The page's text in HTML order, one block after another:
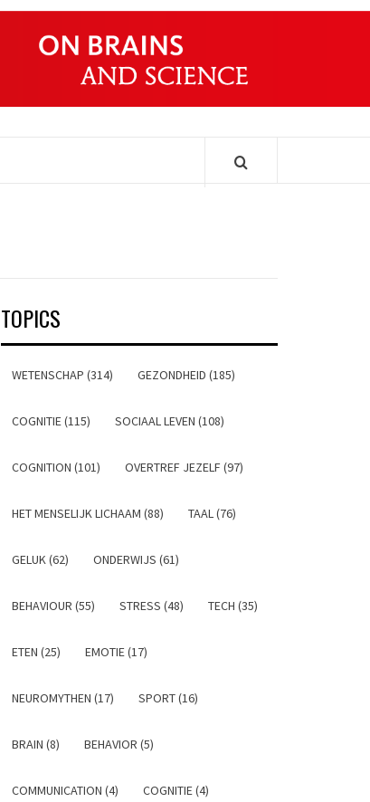
TOPICS
WETENSCHAP (314) GEZONDHEID (185)
COGNITIE (115) SOCIAAL LEVEN (108)
COGNITION (101) OVERTREF JEZELF (97)
HET MENSELIJK LICHAAM (88) TAAL (76)
GELUK (62) ONDERWIJS (61)
BEHAVIOUR (55) STRESS (48) TECH (35)
ETEN (25) EMOTIE (17)
NEUROMYTHEN (17) SPORT (16)
BRAIN (8) BEHAVIOR (5)
COMMUNICATION (4) COGNITIE (4)